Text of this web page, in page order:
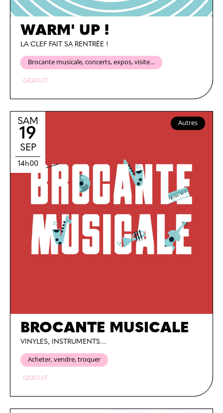
WARM' UP !
LA CLEF FAIT SA RENTRÉE !
Brocante musicale, concerts, expos, visite…
GRATUIT
SAM
19
SEP
14h00
Autres
BROCANTE MUSICALE
VINYLES, INSTRUMENTS...
Acheter, vendre, troquer
GRATUIT